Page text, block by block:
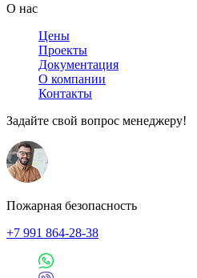
О нас
Цены
Проекты
Документация
О компании
Контакты
Задайте свой вопрос менеджеру!
Пожарная безопасность
+7 991 864-28-38